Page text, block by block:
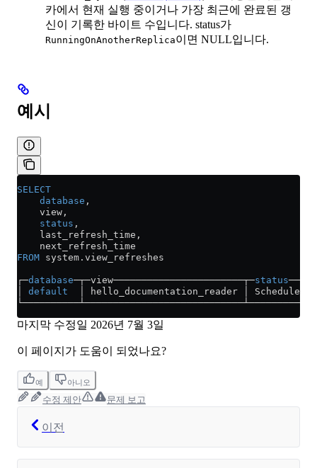
카에서 현재 실행 중이거나 가장 최근에 완료된 갱
신이 기록한 바이트 수입니다. status가
RunningOnAnotherReplica이면 NULL입니다.
예시
SELECT
    database
,
    view,
    status
,
    last_refresh_time,
    next_refresh_time
FROM system . view_refreshes
┌─database─┬─view───────────────────────┬─status
default
│ hello_documentation_reader │ Scheduled
마지막 수정일 2026년 7월 3일
이 페이지가 도움이 되었나요?
예 아니오
수정 제안 문제 보고
이전